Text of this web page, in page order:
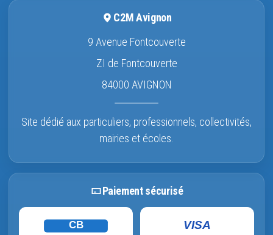
C2M Avignon
9 Avenue Fontcouverte
ZI de Fontcouverte
84000 AVIGNON
Site dédié aux particuliers, professionnels, collectivités,
mairies et écoles.
Paiement sécurisé
CB VISA